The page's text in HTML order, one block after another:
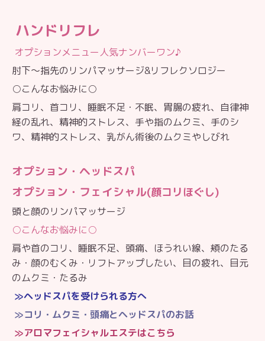
ハンドリフレ
オプションメニュー人気ナンバーワン♪
肘下〜指先のリンパマッサージ&リフレクソロジー
○こんなお悩みに○
肩コリ、首コリ、睡眠不足・不眠、胃腸の疲れ、自律神
経の乱れ、精神的ストレス、手や指のムクミ、手のシ
ワ、精神的ストレス、乳がん術後のムクミやしびれ
オプション・ ヘッドスパ
オプション・フェイシャル(顔コリほぐし)
頭と顔のリンパマッサージ
○こんなお悩みに○
肩や首のコリ、睡眠不足、頭痛、 ほうれい線、頬のたる
み・顔のむくみ・リフトアップしたい、 目の疲れ、目元
のムクミ・たるみ
≫ヘッドスパを受けられる方へ
≫コリ・ムクミ・頭痛とヘッドスパのお話
≫アロマフェイシャルエステはこちら